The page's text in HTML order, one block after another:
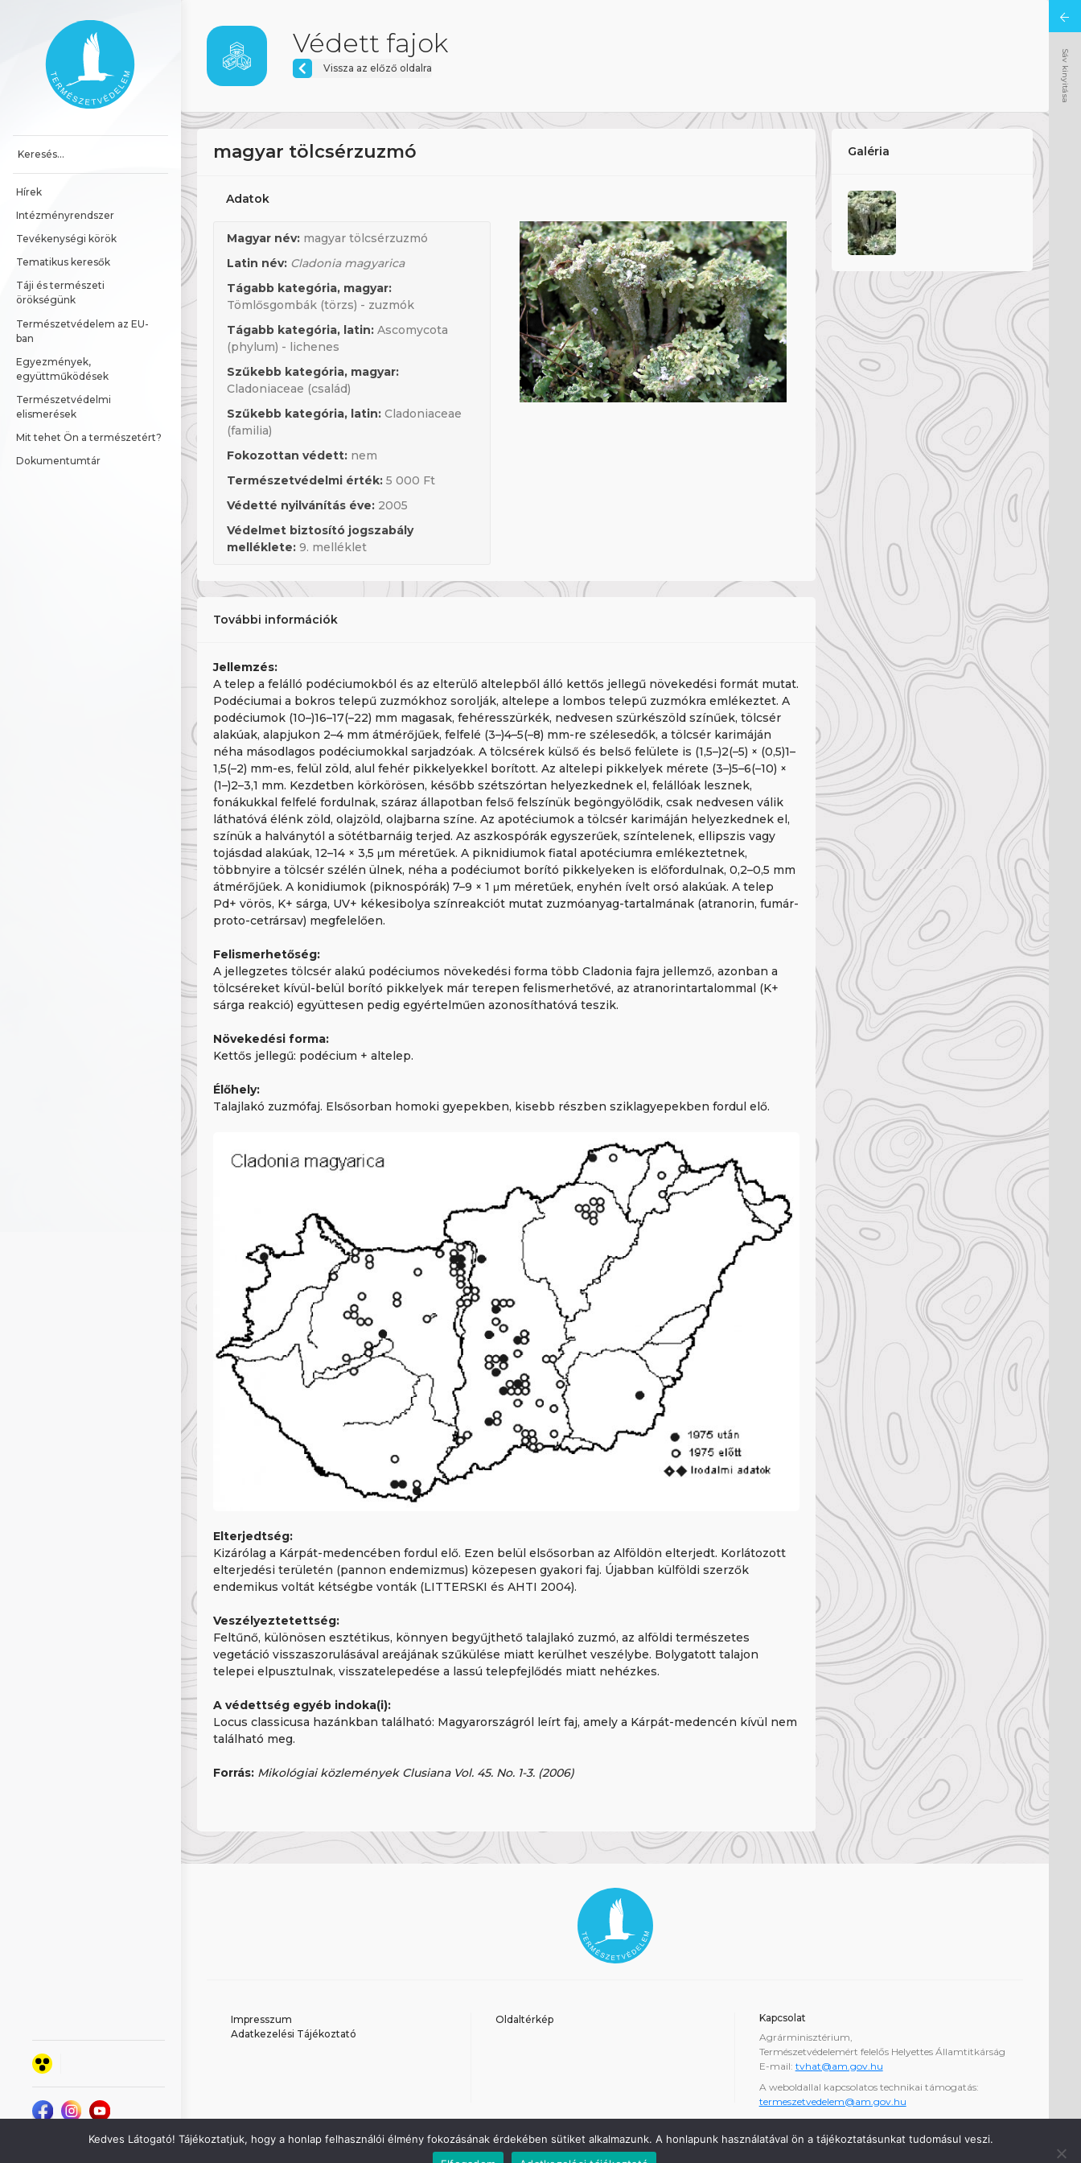
Főoldal
Hírek
Intézményrendszer
Tevékenységi körök
Tematikus keresők
Táji és természeti
örökségünk
Természetvédelem az EU-
ban
Egyezmények,
együttműködések
Természetvédelmi
elismerések
Mit tehet Ön a természetért?
Dokumentumtár
Védett fajok
Vissza az előző oldalra
magyar tölcsérzuzmó
Adatok
Magyar név: magyar tölcsérzuzmó
Latin név: Cladonia magyarica
Tágabb kategória, magyar:
Tömlősgombák (törzs) - zuzmók
Tágabb kategória, latin: Ascomycota
(phylum) - lichenes
Szűkebb kategória, magyar:
Cladoniaceae (család)
Szűkebb kategória, latin: Cladoniaceae
(familia)
Fokozottan védett: nem
Természetvédelmi érték: 5 000 Ft
Védetté nyilvánítás éve: 2005
Védelmet biztosító jogszabály
melléklete: 9. melléklet
További információk
Jellemzés:
A telep a felálló podéciumokból és az elterülő altelepből álló kettős jellegű növekedési formát mutat.
Podéciumai a bokros telepű zuzmókhoz sorolják, altelepe a lombos telepű zuzmókra emlékeztet. A
podéciumok (10–)16–17(–22) mm magasak, fehéresszürkék, nedvesen szürkészöld színűek, tölcsér
alakúak, alapjukon 2–4 mm átmérőjűek, felfelé (3–)4–5(–8) mm-re szélesedők, a tölcsér karimáján
néha másodlagos podéciumokkal sarjadzóak. A tölcsérek külső és belső felülete is (1,5–)2(–5) × (0,5)1–
1,5(–2) mm-es, felül zöld, alul fehér pikkelyekkel borított. Az altelepi pikkelyek mérete (3–)5–6(–10) ×
(1–)2–3,1 mm. Kezdetben körkörösen, később szétszórtan helyezkednek el, felállóak lesznek,
fonákukkal felfelé fordulnak, száraz állapotban felső felszínük begöngyölődik, csak nedvesen válik
láthatóvá élénk zöld, olajzöld, olajbarna színe. Az apotéciumok a tölcsér karimáján helyezkednek el,
színük a halványtól a sötétbarnáig terjed. Az aszkospórák egyszerűek, színtelenek, ellipszis vagy
tojásdad alakúak, 12–14 × 3,5 μm méretűek. A piknidiumok fiatal apotéciumra emlékeztetnek,
többnyire a tölcsér szélén ülnek, néha a podéciumot borító pikkelyeken is előfordulnak, 0,2–0,5 mm
átmérőjűek. A konidiumok (piknospórák) 7–9 × 1 μm méretűek, enyhén ívelt orsó alakúak. A telep
Pd+ vörös, K+ sárga, UV+ kékesibolya színreakciót mutat zuzmóanyag-tartalmának (atranorin, fumár-
proto-cetrársav) megfelelően.
Felismerhetőség:
A jellegzetes tölcsér alakú podéciumos növekedési forma több Cladonia fajra jellemző, azonban a
tölcséreket kívül-belül borító pikkelyek már terepen felismerhetővé, az atranorintartalommal (K+
sárga reakció) együttesen pedig egyértelműen azonosíthatóvá teszik.
Növekedési forma:
Kettős jellegű: podécium + altelep.
Élőhely:
Talajlakó zuzmófaj. Elsősorban homoki gyepekben, kisebb részben sziklagyepekben fordul elő.
Elterjedtség:
Kizárólag a Kárpát-medencében fordul elő. Ezen belül elsősorban az Alföldön elterjedt. Korlátozott
elterjedési területén (pannon endemizmus) közepesen gyakori faj. Újabban külföldi szerzők
endemikus voltát kétségbe vonták (LITTERSKI és AHTI 2004).
Veszélyeztetettség:
Feltűnő, különösen esztétikus, könnyen begyűjthető talajlakó zuzmó, az alföldi természetes
vegetáció visszaszorulásával areájának szűkülése miatt kerülhet veszélybe. Bolygatott talajon
telepei elpusztulnak, visszatelepedése a lassú telepfejlődés miatt nehézkes.
A védettség egyéb indoka(i):
Locus classicusa hazánkban található: Magyarországról leírt faj, amely a Kárpát-medencén kívül nem
található meg.
Forrás: Mikológiai közlemények Clusiana Vol. 45. No. 1-3. (2006)
Galéria
Impresszum
Adatkezelési Tájékoztató
Oldaltérkép
Kapcsolat
Agrárminisztérium,
Természetvédelemért felelős Helyettes Államtitkárság
E-mail: tvhat@am.gov.hu
A weboldallal kapcsolatos technikai támogatás:
termeszetvedelem@am.gov.hu
Sáv kinyitása
Kedves Látogató! Tájékoztatjuk, hogy a honlap felhasználói élmény fokozásának érdekében sütiket alkalmazunk. A honlapunk használatával ön a tájékoztatásunkat tudomásul veszi.